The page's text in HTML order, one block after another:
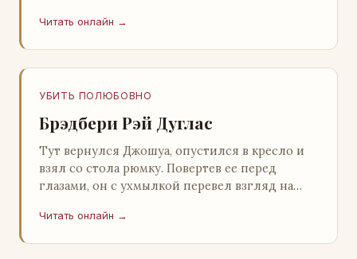
легального ко…
Читать онлайн →
УБИТЬ ПОЛЮБОВНО
Брэдбери Рэй Дуглас
Тут вернулся Джошуа, опустился в кресло и
взял со стола рюмку. Повертев ее перед
глазами, он с ухмылкой перевел взгляд на
видом с…
Читать онлайн →